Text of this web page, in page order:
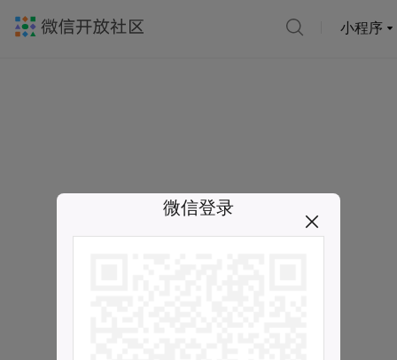
小程序
微信登录